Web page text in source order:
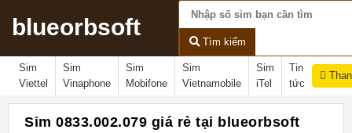
blueorbsoft
Tìm kiếm
Sim
Viettel
Sim
Vinaphone
Sim
Mobifone
Sim
Vietnamobile
Sim
iTel
Tin
tức
Sim 0833.002.079 giá rẻ tại blueorbsoft